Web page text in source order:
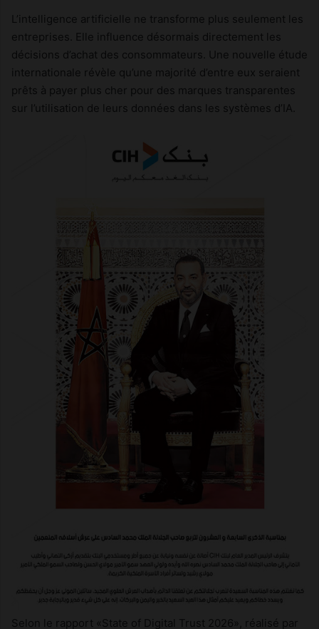
L’intelligence artificielle ne transforme plus seulement les
entreprises. Elle influence désormais directement les
décisions d’achat des consommateurs. Une nouvelle étude
internationale révèle qu’une majorité d’entre eux seraient
prêts à payer plus cher pour des marques transparentes
sur l’utilisation de leurs données dans les systèmes d’IA.
Selon le rapport «State of Digital Trust 2026», réalisé par